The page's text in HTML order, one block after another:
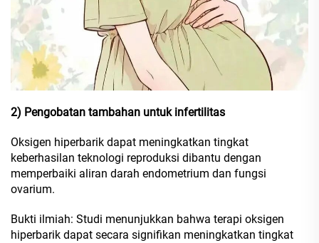
2) Pengobatan tambahan untuk infertilitas
Oksigen hiperbarik dapat meningkatkan tingkat
keberhasilan teknologi reproduksi dibantu dengan
memperbaiki aliran darah endometrium dan fungsi
ovarium.
Bukti ilmiah: Studi menunjukkan bahwa terapi oksigen
hiperbarik dapat secara signifikan meningkatkan tingkat